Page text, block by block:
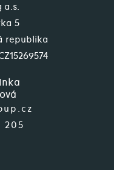
a.s.
5
republika
205